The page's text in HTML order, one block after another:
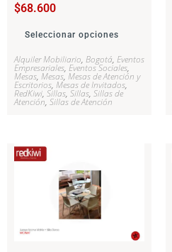
$68.600
Seleccionar opciones
Alquiler Mobiliario, Bogotá, Eventos
Empresariales, Eventos Sociales,
Mesas, Mesas, Mesas de Atención y
Escritorios, Mesas de Invitados,
RedKiwi, Sillas, Sillas, Sillas de
Atención, Sillas de Atención